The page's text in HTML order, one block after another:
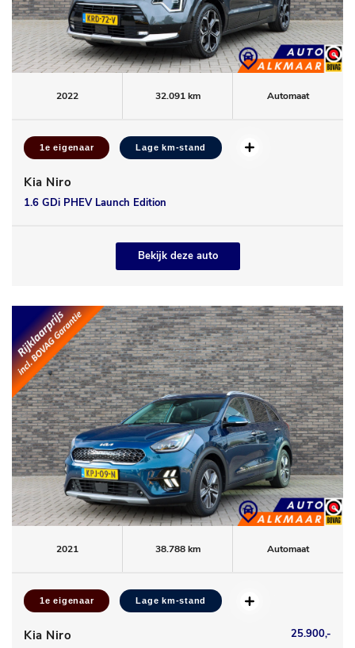
2022 32.091 km Automaat
1e eigenaar Lage km-stand
Kia Niro
1.6 GDi PHEV Launch Edition
Bekijk deze auto
2021 38.788 km Automaat
1e eigenaar Lage km-stand
Kia Niro
25.900,-